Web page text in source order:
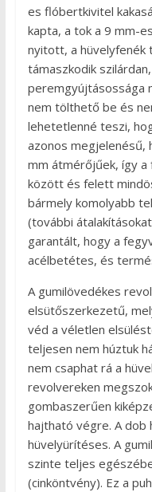
es flóbertkivitel
kapta, a tok a 9 mm-
nyitott, a hüvelyfenék
támaszkodik
nem tölthető be és
lehetetlenné teszi,
azonos
mm átmérőjűek, így
között és felett
bármely komolyabb
(további
garantált, hogy a
acélbetétes, és
A gumilövedékes
elsütőszerkezetű,
véd a véletlen
teljesen nem húztuk
nem csaphat rá a
revolvereken
gombaszerűen
hajtható végre. A
hüvelyürítéses. A
szinte teljes
(cinköntvény). Ez a